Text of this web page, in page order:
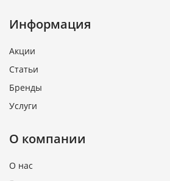
Информация
Акции
Статьи
Бренды
Услуги
О компании
О нас